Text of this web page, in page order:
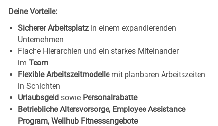
Deine Vorteile:
Sicherer Arbeitsplatz in einem expandierenden
Unternehmen
Flache Hierarchien und ein starkes Miteinander
im Team
Flexible Arbeitszeitmodelle mit planbaren Arbeitszeiten
in Schichten
Urlaubsgeld sowie Personalrabatte
Betriebliche Altersvorsorge, Employee Assistance
Program, Wellhub Fitnessangebote